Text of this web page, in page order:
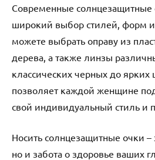
Современные солнцезащитные
широкий выбор стилей, форм и
можете выбрать оправу из
дерева, а также линзы
классических черных до ярких
позволяет каждой женщине
свой индивидуальный стиль и
Носить солнцезащитные очки –
но и забота о здоровье ваших